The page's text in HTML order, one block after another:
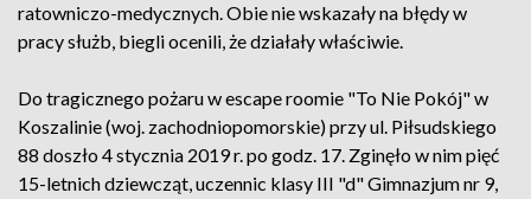
ratowniczo-medycznych. Obie nie wskazały na błędy w
pracy służb, biegli ocenili, że działały właściwie.
Do tragicznego pożaru w escape roomie "To Nie Pokój" w
Koszalinie (woj. zachodniopomorskie) przy ul. Piłsudskiego
88 doszło 4 stycznia 2019 r. po godz. 17. Zginęło w nim pięć
15-letnich dziewcząt, uczennic klasy III "d" Gimnazjum nr 9,